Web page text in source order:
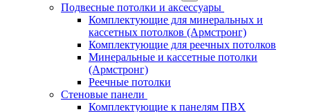
Подвесные потолки и аксессуары
Комплектующие для минеральных и
кассетных потолков (Армстронг)
Комплектующие для реечных потолков
Минеральные и кассетные потолки
(Армстронг)
Реечные потолки
Стеновые панели
Комплектующие к панелям ПВХ